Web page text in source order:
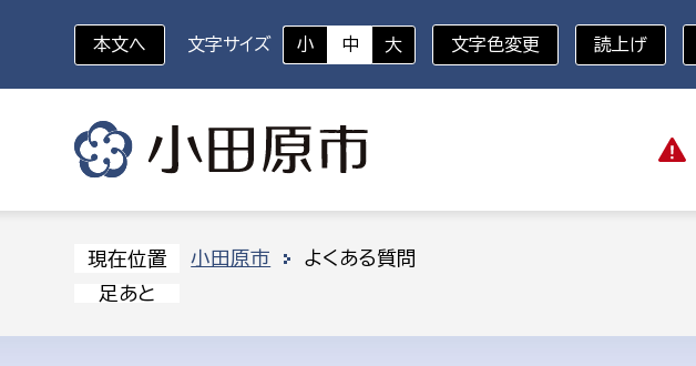
いざというときに
休日救急外来 防災・ハザードマップ
対象者を選択
組織から探す
部に属さない室
本文へ 文字サイズ 小 中 大 文字色変更 読上げ
現在位置 小田原市
よくある質問
足あと